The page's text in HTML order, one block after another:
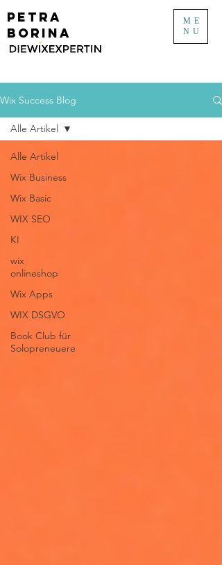
PETRA
BORINA
ME
NU
Wix Success Blog
Alle Artikel
Wix Business
Wix Basic
WIX SEO
KI
wix
onlineshop
Wix Apps
WIX DSGVO
Book Club für
Solopreneuere
Alle Artikel